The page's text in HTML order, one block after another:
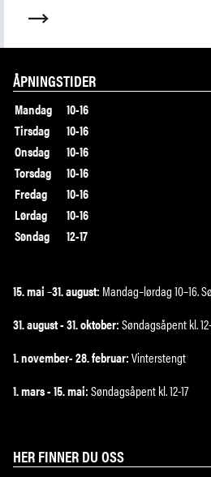
SØK
ÅPNINGSTIDER
Mandag
10-16
Tirsdag
10-16
Onsdag
10-16
Torsdag
10-16
Fredag
10-16
Lørdag
10-16
Søndag
12-17
15. mai–31. august: Mandag–lørdag 10–16.
31. august - 31. oktober:Søndagsåpent kl.
1. november- 28. februar:Vinterstengt
1. mars - 15. mai:Søndagsåpent kl. 12-17
HER FINNER DU OSS